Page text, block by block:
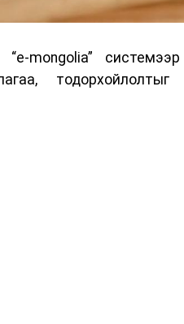
mongolia”
тодорхойлолтыг